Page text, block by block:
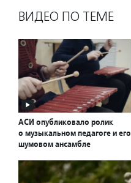
ВИДЕО ПО ТЕМЕ
АСИ опубликовало ролик
о музыкальном педагоге и его
шумовом ансамбле